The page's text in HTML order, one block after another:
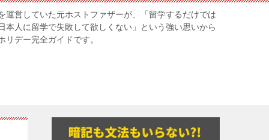
運営していた元ホストファザーが、「留学するだけでは
本人に留学で失敗して欲しくない」という強い思いから
デー完全ガイドです。